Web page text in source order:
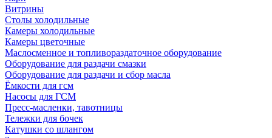
Витрины
Столы холодильные
Камеры холодильные
Камеры цветочные
Маслосменное и топливораздаточное оборудование
Оборудование для раздачи смазки
Оборудование для раздачи и сбор масла
Ёмкости для гсм
Насосы для ГСМ
Пресс-масленки, тавотницы
Тележки для бочек
Катушки со шлангом